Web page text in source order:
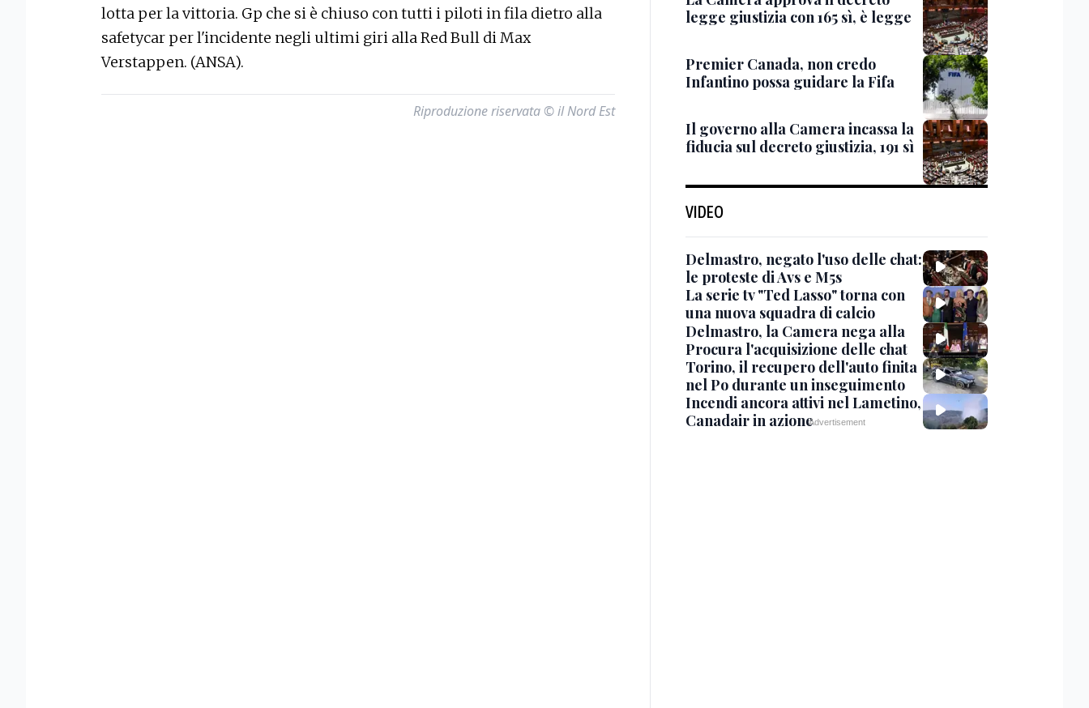
lotta per la vittoria. Gp che si è chiuso con tutti i piloti in fila dietro alla
safetycar per l'incidente negli ultimi giri alla Red Bull di Max
Verstappen. (ANSA).
Riproduzione riservata © il Nord Est
legge giustizia con 165 sì, è legge
Premier Canada, non credo
Infantino possa guidare la Fifa
Il governo alla Camera incassa la
fiducia sul decreto giustizia, 191 sì
VIDEO
Delmastro, negato l'uso delle chat:
le proteste di Avs e M5s
La serie tv "Ted Lasso" torna con
una nuova squadra di calcio
Delmastro, la Camera nega alla
Procura l'acquisizione delle chat
Torino, il recupero dell'auto finita
nel Po durante un inseguimento
Incendi ancora attivi nel Lametino,
Canadair in azione